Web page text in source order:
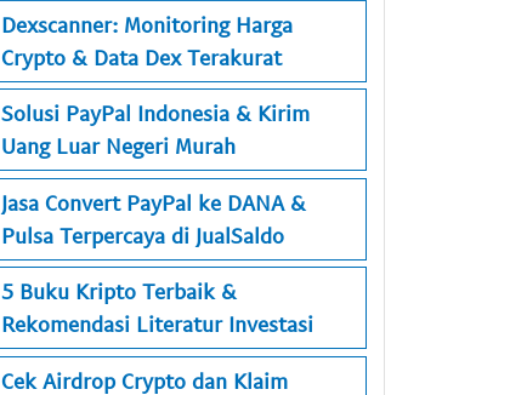
Dexscanner: Monitoring Harga
Crypto & Data Dex Terakurat
Solusi PayPal Indonesia & Kirim
Uang Luar Negeri Murah
Jasa Convert PayPal ke DANA &
Pulsa Terpercaya di JualSaldo
5 Buku Kripto Terbaik &
Rekomendasi Literatur Investasi
Cek Airdrop Crypto dan Klaim